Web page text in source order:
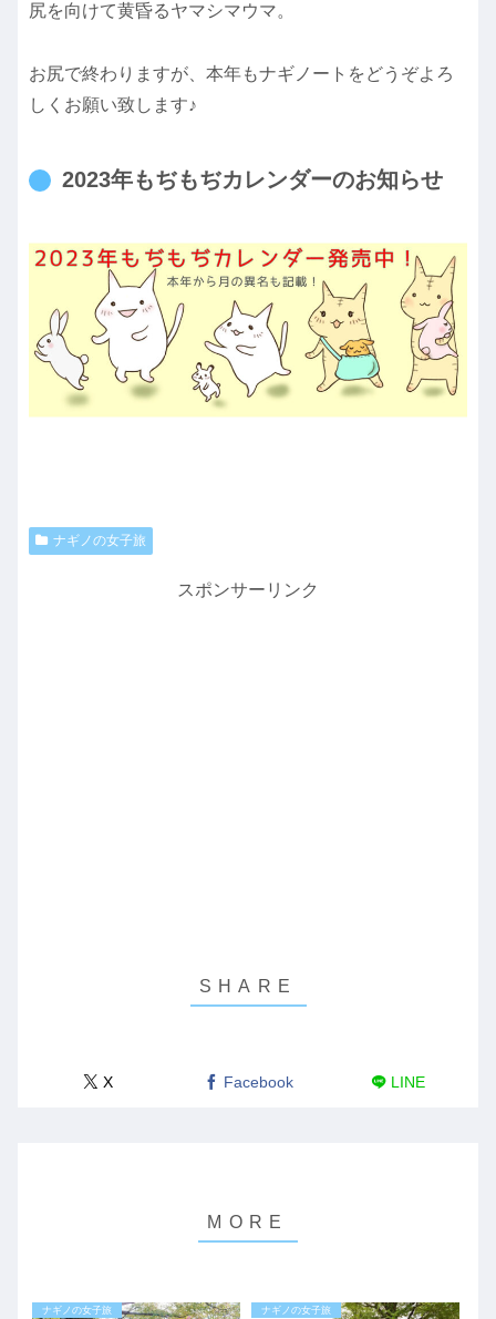
尻を向けて黄昏るヤマシマウマ。
お尻で終わりますが、本年もナギノートをどうぞよろ
しくお願い致します♪
2023年もぢもぢカレンダーのお知らせ
ナギノの女子旅
スポンサーリンク
X Facebook LINE
ナギノの女子旅 ナギノの女子旅